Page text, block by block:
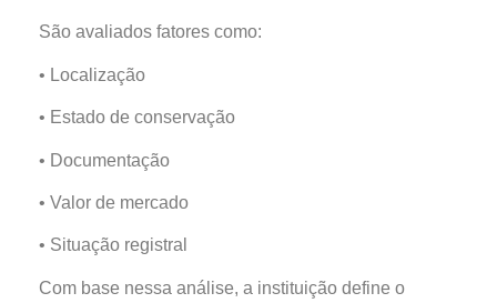
São avaliados fatores como:
• Localização
• Estado de conservação
• Documentação
• Valor de mercado
• Situação registral
Com base nessa análise, a instituição define o